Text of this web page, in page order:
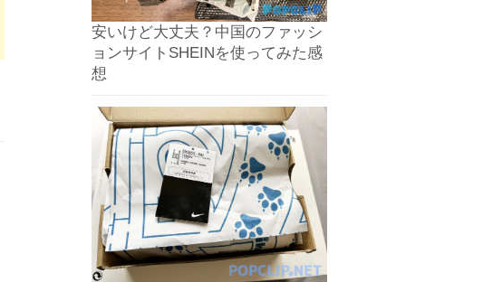
安いけど大丈夫？中国のファッシ
ョンサイトSHEINを使ってみた感
想